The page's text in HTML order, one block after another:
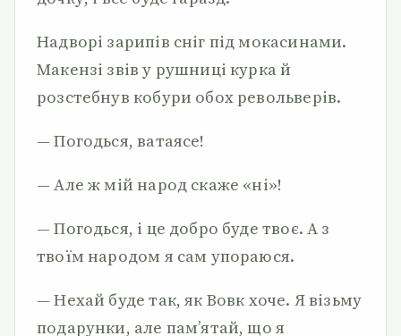
Надворі зарипів сніг під мокасинами.
Макензі звів у рушниці курка й
розстебнув кобури обох револьверів.
— Погодься, ватаясе!
— Але ж мій народ скаже «ні»!
— Погодься, і це добро буде твоє. А з
твоїм народом я сам упораюся.
— Нехай буде так, як Вовк хоче. Я візьму
подарунки, але пам’ятай, що я